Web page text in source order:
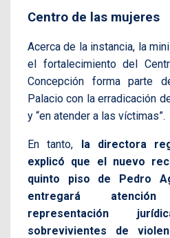
Centro de las mujeres
Acerca de la instancia, la
el fortalecimiento del
Concepción forma parte
Palacio con la erradicación
y “en atender a las víctimas”.
En tanto, la directora
explicó que el nuevo
quinto piso de Pedro
entregará
representación
sobrevivientes de